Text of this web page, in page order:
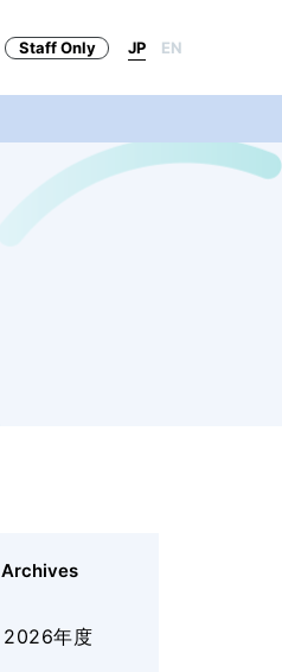
Staff Only JP EN
Archives
2026年度